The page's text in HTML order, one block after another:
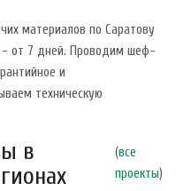
материалов по Саратову
- от 7 дней. Проводим шеф-
и
техническую
в
(все
проекты)